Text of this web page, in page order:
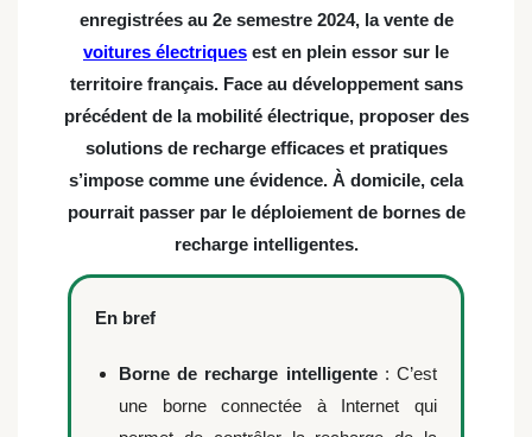
enregistrées au 2e semestre 2024, la vente de
voitures électriques est en plein essor sur le
territoire français. Face au développement sans
précédent de la mobilité électrique, proposer des
solutions de recharge efficaces et pratiques
s’impose comme une évidence. À domicile, cela
pourrait passer par le déploiement de bornes de
recharge intelligentes.
En bref
Borne de recharge intelligente: C’est
une borne connectée à Internet qui